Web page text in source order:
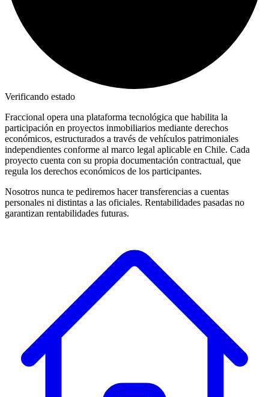
Verificando estado
Fraccional opera una plataforma tecnológica que habilita la
participación en proyectos inmobiliarios mediante derechos
económicos, estructurados a través de vehículos patrimoniales
independientes conforme al marco legal aplicable en Chile. Cada
proyecto cuenta con su propia documentación contractual, que
regula los derechos económicos de los participantes.
Nosotros nunca te pediremos hacer transferencias a cuentas
personales ni distintas a las oficiales. Rentabilidades pasadas no
garantizan rentabilidades futuras.